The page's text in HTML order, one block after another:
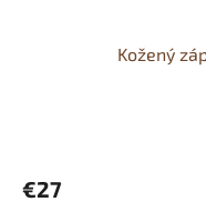
Kožený
€27